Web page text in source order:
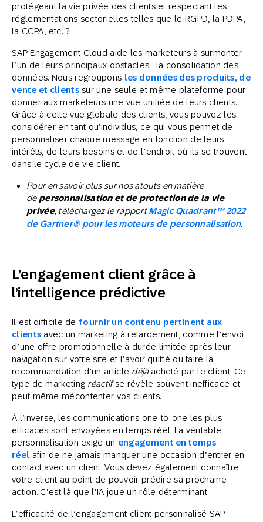
protégeant la vie privée des clients et respectant les
réglementations sectorielles telles que le RGPD, la PDPA,
la CCPA, etc. ?
SAP Engagement Cloud aide les marketeurs à surmonter
l’un de leurs principaux obstacles : la consolidation des
données. Nous regroupons les données des produits, de
vente et clientssur une seule et même plateforme pour
donner aux marketeurs une vue unifiée de leurs clients.
Grâce à cette vue globale des clients, vous pouvez les
considérer en tant qu’individus, ce qui vous permet de
personnaliser chaque message en fonction de leurs
intérêts, de leurs besoins et de l’endroit où ils se trouvent
dans le cycle de vie client.
Pour en savoir plus sur nos atouts en matière
de personnalisation et de protection de la vie
privée, téléchargez le rapportMagic Quadrant™ 2022
de Gartner® pour les moteurs de personnalisation.
L’engagement client grâce à
l’intelligence prédictive
Il est difficile de fournir un contenu pertinent aux
clients avec un marketing à retardement, comme l’envoi
d’une offre promotionnelle à durée limitée après leur
navigation sur votre site et l’avoir quitté ou faire la
recommandation d’un article déjà acheté par le client. Ce
type de marketing réactifse révèle souvent inefficace et
peut même mécontenter vos clients.
À l’inverse, les communications one-to-one les plus
efficaces sont envoyées en temps réel. La véritable
personnalisation exige un engagement en temps
réel afin de ne jamais manquer une occasion d’entrer en
contact avec un client. Vous devez également connaître
votre client au point de pouvoir prédire sa prochaine
action. C’est là que l’IA joue un rôle déterminant.
L’efficacité de l’engagement client personnalisé SAP